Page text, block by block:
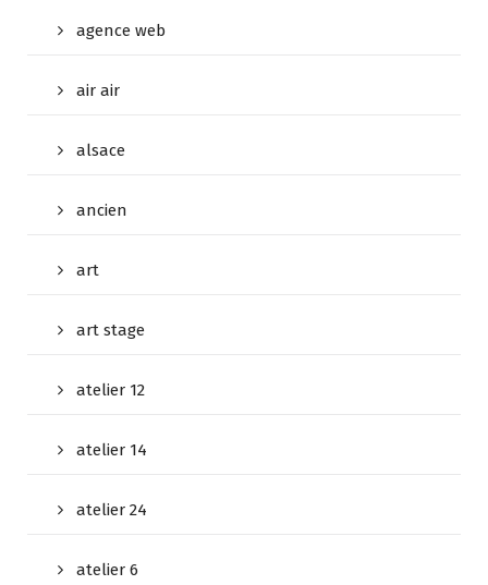
agence web
air air
alsace
ancien
art
art stage
atelier 12
atelier 14
atelier 24
atelier 6